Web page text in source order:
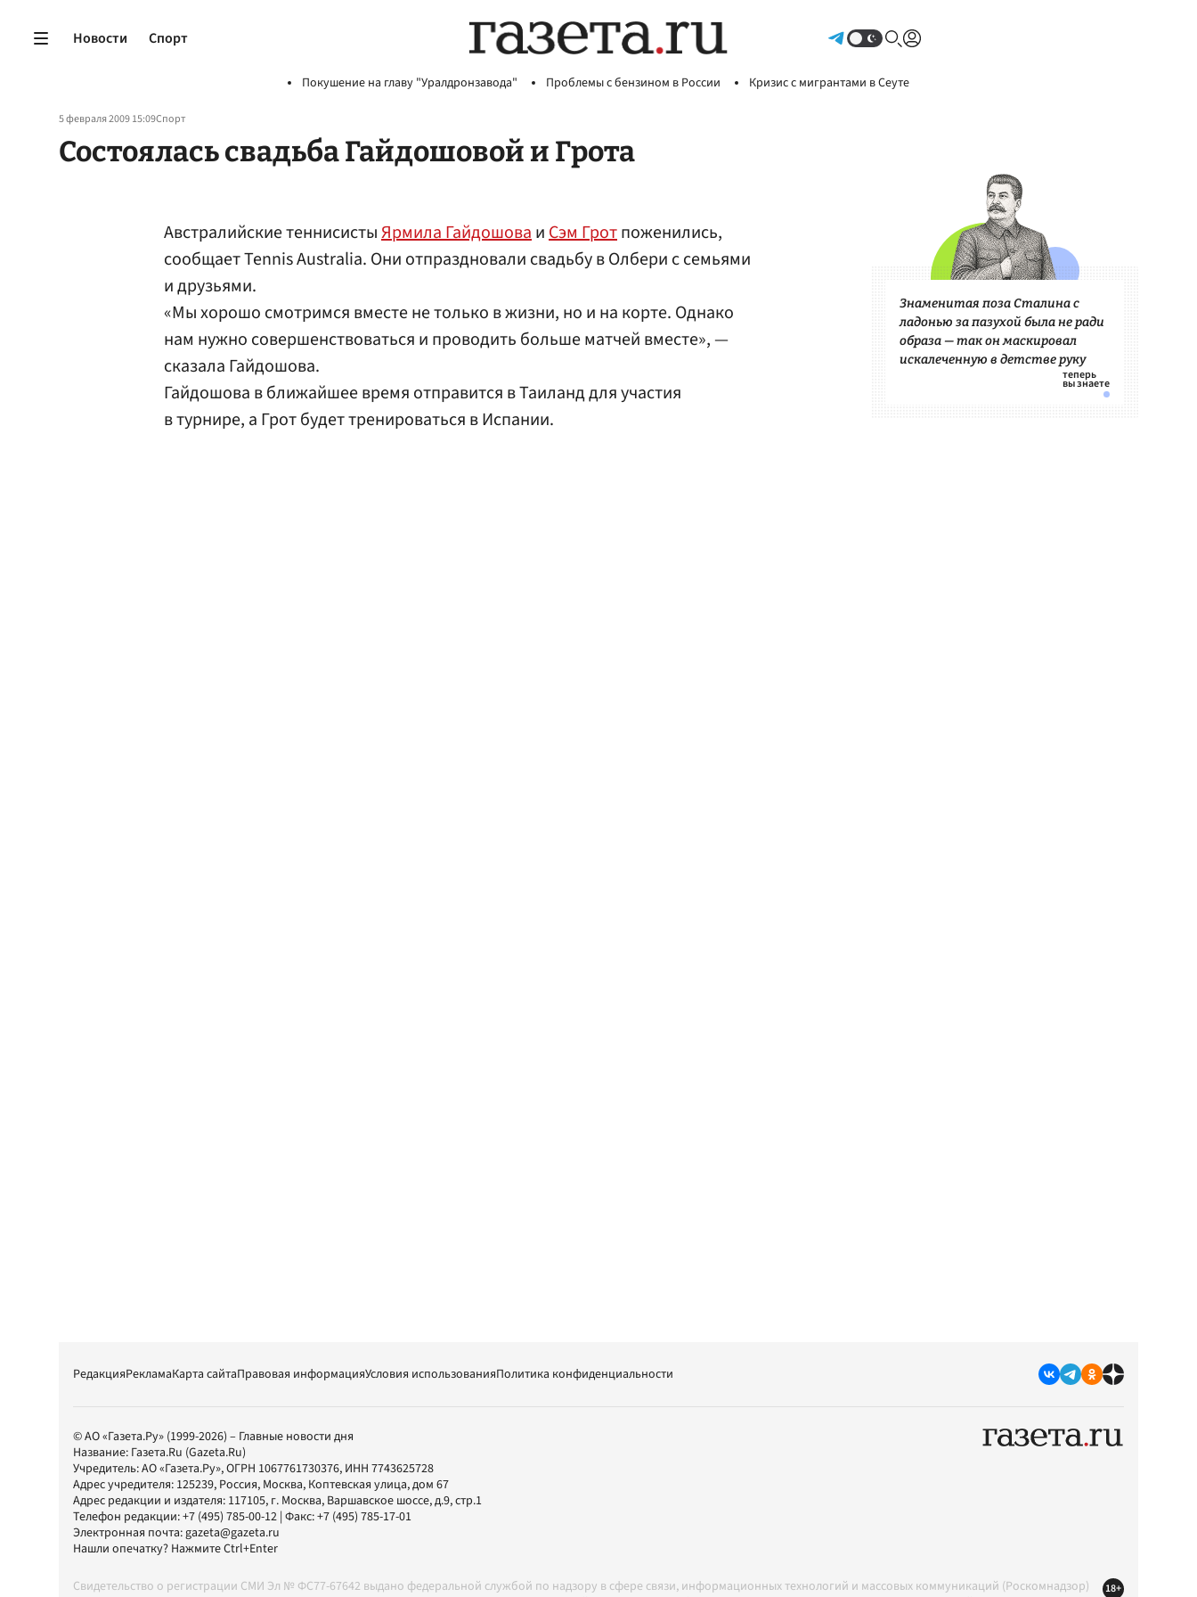
Новости Спорт
Покушение на главу "Уралдронзавода" Проблемы с бензином в России Кризис с мигрантами в Сеуте
5 февраля 2009 15:09Спорт
Состоялась свадьба Гайдошовой и Грота
Австралийские теннисистыЯрмила ГайдошоваиСэм Гротпоженились,
сообщает Tennis Australia. Они отпраздновали свадьбу в Олбери с семьями
и друзьями.
«Мы хорошо смотримся вместе не только в жизни, но и на корте. Однако
нам нужно совершенствоваться и проводить больше матчей вместе», —
сказала Гайдошова.
Гайдошова в ближайшее время отправится в Таиланд для участия
в турнире, а Грот будет тренироваться в Испании.
Знаменитая поза Сталина с
ладонью за пазухой была не ради
образа — так он маскировал
искалеченную в детстве руку
РедакцияРекламаКарта сайтаПравовая информацияУсловия использованияПолитика конфиденциальности
© АО «Газета.Ру» (1999-2026) – Главные новости дня
Название: Газета.Ru (Gazeta.Ru)
Учредитель:АО «Газета.Ру», ОГРН 1067761730376, ИНН 7743625728
Адрес учредителя: 125239, Россия, Москва, Коптевская улица, дом 67
Адрес редакции и издателя: 117105, г. Москва, Варшавское шоссе, д.9, стр.1
Телефон редакции:+7 (495) 785-00-12 | Факс:+7 (495) 785-17-01
Электронная почта:gazeta@gazeta.ru
Нашли опечатку? Нажмите Ctrl+Enter
Свидетельство о регистрации СМИ Эл № ФС77-67642 выдано федеральной службой по надзору в сфере связи, информационных технологий и массовых коммуникаций (Роскомнадзор)
18+